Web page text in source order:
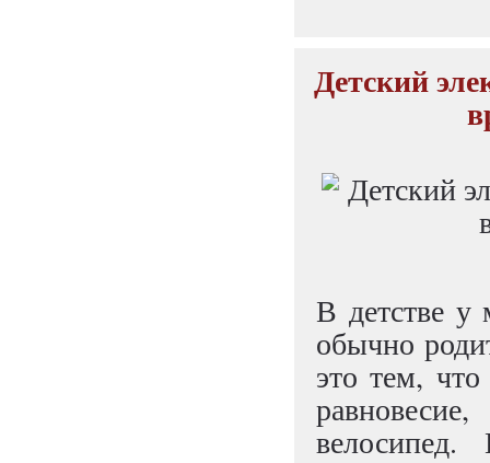
Детский
В детстве у
обычно
это тем,